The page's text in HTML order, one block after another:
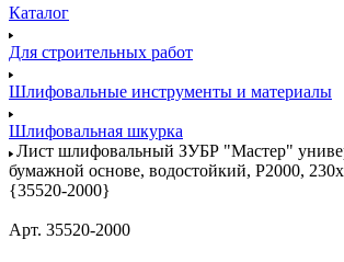
Каталог
Для строительных работ
Шлифовальные инструменты и материалы
Шлифовальная шкурка
Лист шлифовальный ЗУБР "Мастер"
бумажной основе, водостойкий, Р2000,
{35520-2000}
Арт. 35520-2000